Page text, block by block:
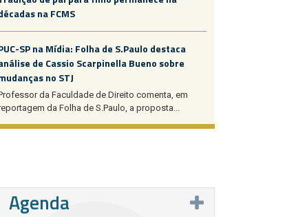
na FCMS
SP na Mídia: Folha de S.Paulo destaca
de Cassio Scarpinella Bueno sobre
no STJ
da Faculdade de Direito comenta, em
da Folha de S.Paulo, a proposta...
Agenda